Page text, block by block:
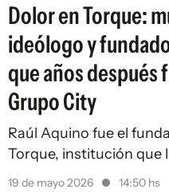
Dolor en Torque:
ideólogo y
que años después
Grupo City
Raúl Aquino fue el
Torque, institución que
19 de mayo 2026 14:50 hs